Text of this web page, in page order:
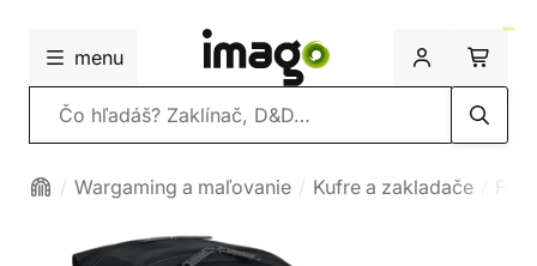
menu
Vyhľadávanie
Wargaming a maľovanie Kufre a zakladače